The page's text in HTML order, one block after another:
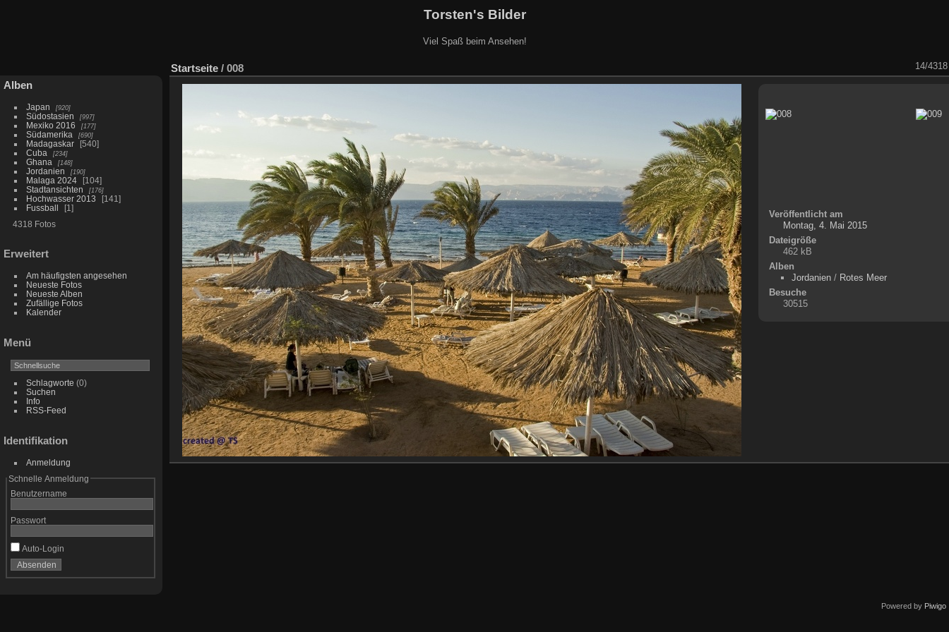
Torsten's Bilder
Viel Spaß beim Ansehen!
Alben
Japan 920
Südostasien 997
Mexiko 2016 177
Südamerika 690
Madagaskar
540
Cuba
234
Ghana 148
Jordanien 190
Malaga 2024
104
Stadtansichten
176
Hochwasser 2013
141
Fussball
1
4318 Fotos
Erweitert
Am häufigsten angesehen
Neueste Fotos
Neueste Alben
Zufällige Fotos
Kalender
Menü
Schlagworte (0)
Suchen
Info
RSS-Feed
Identifikation
Anmeldung
Schnelle Anmeldung
Benutzername
Passwort
Auto-Login
Startseite / 008 14/4318
Veröffentlicht am
Montag, 4. Mai 2015
Dateigröße
462 kB
Alben
Jordanien / Rotes Meer
Besuche
30515
Powered by Piwigo